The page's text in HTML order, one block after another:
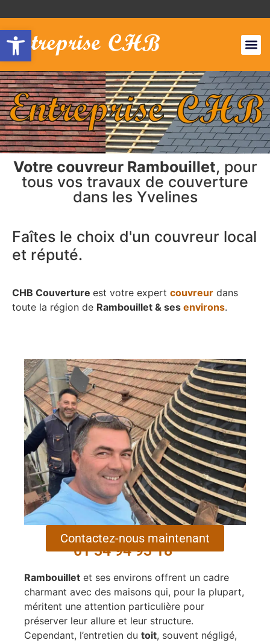
Votre couvreur Rambouillet, pour
tous vos travaux de couverture
dans les Yvelines
Faîtes le choix d'un couvreur local
et réputé.
CHB Couverture est votre expert couvreur dans
toute la région de Rambouillet & ses environs.
Contactez-nous maintenant
01 34 94 93 18
Rambouillet et ses environs offrent un cadre
charmant avec des maisons qui, pour la plupart,
méritent une attention particulière pour
préserver leur allure et leur structure.
Cependant, l’entretien du toit, souvent négligé,
Ouvrir la barre d’outils